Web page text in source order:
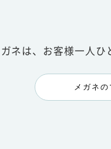
ネは、お客様一人ひ
メガネ